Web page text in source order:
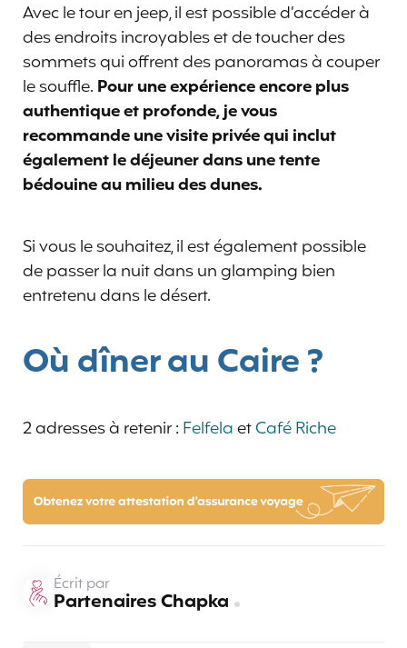
Avec le tour en jeep, il est possible d’accéder à
des endroits incroyables et de toucher des
sommets qui offrent des panoramas à couper
le souffle. Pour une expérience encore plus
authentique et profonde, je vous
recommande une visite privée qui inclut
également le déjeuner dans une tente
bédouine au milieu des dunes.
Si vous le souhaitez, il est également possible
de passer la nuit dans un glamping bien
entretenu dans le désert.
Où dîner au Caire ?
2 adresses à retenir : FelfelaetCafé Riche
Écrit par
Partenaires Chapka